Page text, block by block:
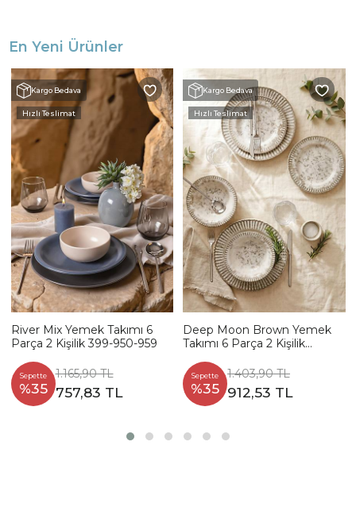
En Yeni Ürünler
Kargo Bedava
Hızlı Teslimat
River Mix Yemek Takımı 6
Parça 2 Kişilik 399-950-959
Sepette
%35
1.165,90 TL
757,83 TL
Kargo Bedava
Hızlı Teslimat
Deep Moon Brown Yemek
Takımı 6 Parça 2 Kişilik
Sepette
%35
1.403,90 TL
912,53 TL